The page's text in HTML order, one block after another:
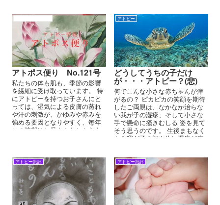
いためですよね。
アトポス便り No.121号
私たちの体も肌も、季節の影響
を繊細に受け取っています。 特
にアトピーを持つお子さんにと
っては、湿気による皮膚の蒸れ
や汗の刺激が、かゆみや赤みを
強める要因となりやすく、毎年
この時期はお母さんたちからも
アトピー
どうしてうちの子だけ
が・・・アトピー？(悲)
何でこんな小さな赤ちゃんが痒
がるの？ ピカピカの笑顔を期待
したご両親は、なかなか治らな
い我が子の湿疹、そして小さな
手で懸命に掻きむしる 姿を見て
そう思うのです。 生後まもなく
から我が子の顔や体に湿疹が広
アトピー批評 アトピー批評